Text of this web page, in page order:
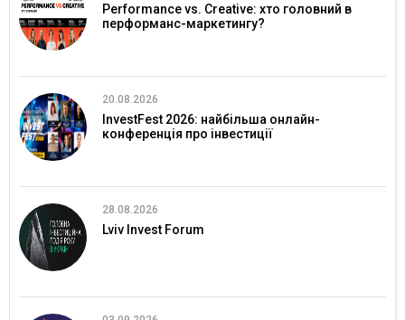
Performance vs. Creative: хто головний в
перформанс-маркетингу?
20.08.2026
InvestFest 2026: найбільша онлайн-
конференція про інвестиції
28.08.2026
Lviv Invest Forum